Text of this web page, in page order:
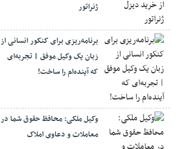
ژنراتور
برنامه‌ریزی برای کنکور انسانی از
زبان یک وکیل موفق | تجربه‌ای
که آینده‌ام را ساخت!
وکیل ملکی: محافظ حقوق شما در
معاملات و دعاوی املاک